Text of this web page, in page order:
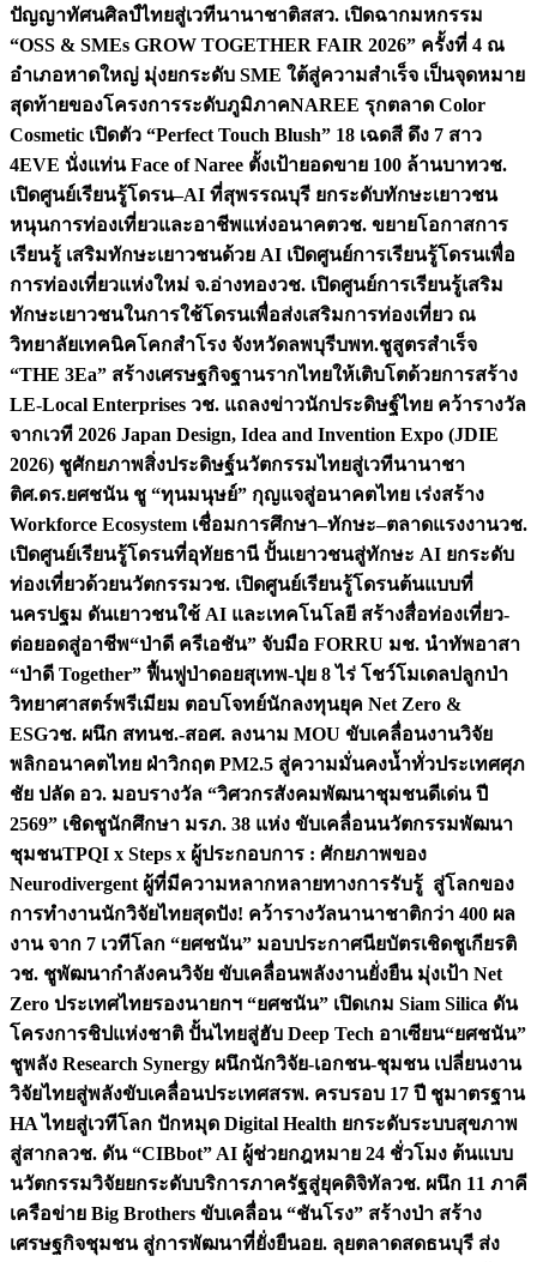
ปัญญาทัศนศิลป์ไทยสู่เวทีนานาชาติสสว. เปิดฉากมหกรรม
“OSS & SMEs GROW TOGETHER FAIR 2026” ครั้งที่ 4 ณ
อำเภอหาดใหญ่ มุ่งยกระดับ SME ใต้สู่ความสำเร็จ เป็นจุดหมาย
สุดท้ายของโครงการระดับภูมิภาคNAREE รุกตลาด Color
Cosmetic เปิดตัว “Perfect Touch Blush” 18 เฉดสี ดึง 7 สาว
4EVE นั่งแท่น Face of Naree ตั้งเป้ายอดขาย 100 ล้านบาทวช.
เปิดศูนย์เรียนรู้โดรน–AI ที่สุพรรณบุรี ยกระดับทักษะเยาวชน
หนุนการท่องเที่ยวและอาชีพแห่งอนาคตวช. ขยายโอกาสการ
เรียนรู้ เสริมทักษะเยาวชนด้วย AI เปิดศูนย์การเรียนรู้โดรนเพื่อ
การท่องเที่ยวแห่งใหม่ จ.อ่างทองวช. เปิดศูนย์การเรียนรู้เสริม
ทักษะเยาวชนในการใช้โดรนเพื่อส่งเสริมการท่องเที่ยว ณ
วิทยาลัยเทคนิคโคกสำโรง จังหวัดลพบุรีบพท.ชูสูตรสำเร็จ
“THE 3Ea” สร้างเศรษฐกิจฐานรากไทยให้เติบโตด้วยการสร้าง
LE-Local Enterprises วช. แถลงข่าวนักประดิษฐ์ไทย คว้ารางวัล
จากเวที 2026 Japan Design, Idea and Invention Expo (JDIE
2026) ชูศักยภาพสิ่งประดิษฐ์นวัตกรรมไทยสู่เวทีนานาชา
ติศ.ดร.ยศชนัน ชู “ทุนมนุษย์” กุญแจสู่อนาคตไทย เร่งสร้าง
Workforce Ecosystem เชื่อมการศึกษา–ทักษะ–ตลาดแรงงานวช.
เปิดศูนย์เรียนรู้โดรนที่อุทัยธานี ปั้นเยาวชนสู่ทักษะ AI ยกระดับ
ท่องเที่ยวด้วยนวัตกรรมวช. เปิดศูนย์เรียนรู้โดรนต้นแบบที่
นครปฐม ดันเยาวชนใช้ AI และเทคโนโลยี สร้างสื่อท่องเที่ยว-
ต่อยอดสู่อาชีพ“ป่าดี ครีเอชัน” จับมือ FORRU มช. นำทัพอาสา
“ป่าดี Together” ฟื้นฟูป่าดอยสุเทพ-ปุย 8 ไร่ โชว์โมเดลปลูกป่า
วิทยาศาสตร์พรีเมียม ตอบโจทย์นักลงทุนยุค Net Zero &
ESGวช. ผนึก สทนช.-สอศ. ลงนาม MOU ขับเคลื่อนงานวิจัย
พลิกอนาคตไทย ฝ่าวิกฤต PM2.5 สู่ความมั่นคงน้ำทั่วประเทศศุภ
ชัย ปลัด อว. มอบรางวัล “วิศวกรสังคมพัฒนาชุมชนดีเด่น ปี
2569” เชิดชูนักศึกษา มรภ. 38 แห่ง ขับเคลื่อนนวัตกรรมพัฒนา
ชุมชนTPQI x Steps x ผู้ประกอบการ : ศักยภาพของ
Neurodivergent ผู้ที่มีความหลากหลายทางการรับรู้ สู่โลกของ
การทำงานนักวิจัยไทยสุดปัง! คว้ารางวัลนานาชาติกว่า 400 ผล
งาน จาก 7 เวทีโลก “ยศชนัน” มอบประกาศนียบัตรเชิดชูเกียรติ
วช. ชูพัฒนากำลังคนวิจัย ขับเคลื่อนพลังงานยั่งยืน มุ่งเป้า Net
Zero ประเทศไทยรองนายกฯ “ยศชนัน” เปิดเกม Siam Silica ดัน
โครงการชิปแห่งชาติ ปั้นไทยสู่ฮับ Deep Tech อาเซียน“ยศชนัน”
ชูพลัง Research Synergy ผนึกนักวิจัย-เอกชน-ชุมชน เปลี่ยนงาน
วิจัยไทยสู่พลังขับเคลื่อนประเทศสรพ. ครบรอบ 17 ปี ชูมาตรฐาน
HA ไทยสู่เวทีโลก ปักหมุด Digital Health ยกระดับระบบสุขภาพ
สู่สากลวช. ดัน “CIBbot” AI ผู้ช่วยกฎหมาย 24 ชั่วโมง ต้นแบบ
นวัตกรรมวิจัยยกระดับบริการภาครัฐสู่ยุคดิจิทัลวช. ผนึก 11 ภาคี
เครือข่าย Big Brothers ขับเคลื่อน “ชันโรง” สร้างป่า สร้าง
เศรษฐกิจชุมชน สู่การพัฒนาที่ยั่งยืนอย. ลุยตลาดสดธนบุรี ส่ง